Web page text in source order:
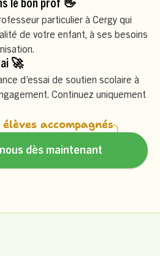
le bon prof 👋
particulier à Cergy qui
de votre enfant, à ses besoins
🚀
d’essai de soutien scolaire à
Continuez uniquement
accompagnés
dès maintenant